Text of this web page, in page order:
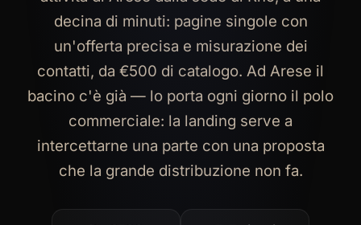
decina di minuti: pagine singole con
un'offerta precisa e misurazione dei
contatti, da €500 di catalogo. Ad Arese il
bacino c'è già — lo porta ogni giorno il polo
commerciale: la landing serve a
intercettarne una parte con una proposta
che la grande distribuzione non fa.